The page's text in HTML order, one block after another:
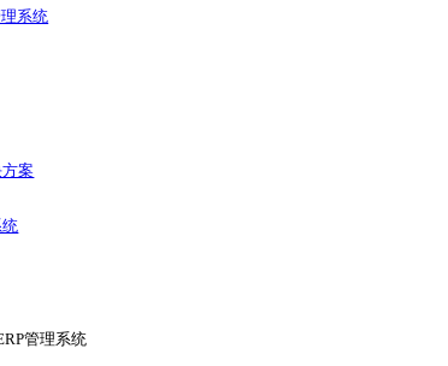
应链解决方案
化管理系统
管理系统